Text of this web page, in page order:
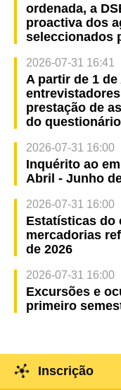
ordenada, a
proactiva dos
seleccionados
2026-07-31 16:41
A partir de 1
prestação de
do
2026-07-31 16:00
Inquérito ao
Abril - Junho
2026-07-31 16:00
Estatísticas do
mercadorias
de 2026
2026-07-31 16:00
Excursões e
primeiro
Inscrição